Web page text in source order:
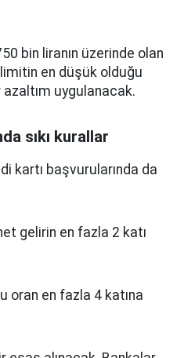
bin liranın üzerinde olan
en düşük olduğu
azaltım uygulanacak.
sıkı kurallar
kartı başvurularında da
gelirin en fazla 2 katı
oran en fazla 4 katına